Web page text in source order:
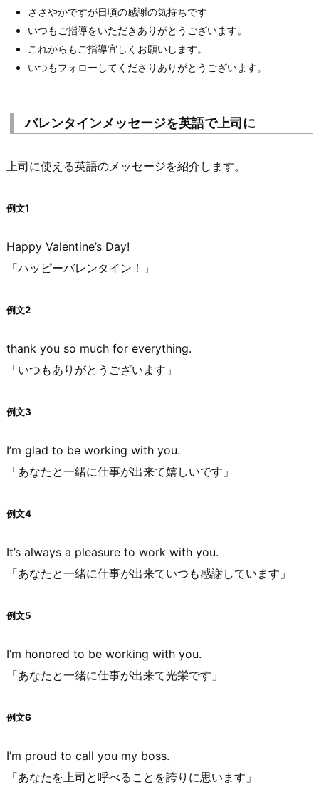
ささやかですが日頃の感謝の気持ちです
いつもご指導をいただきありがとうございます。
これからもご指導宜しくお願いします。
いつもフォローしてくださりありがとうございます。
バレンタインメッセージを英語で上司に
上司に使える英語のメッセージを紹介します。
例文1
Happy Valentine’s Day!
「ハッピーバレンタイン！」
例文2
thank you so much for everything.
「いつもありがとうございます」
例文3
I’m glad to be working with you.
「あなたと一緒に仕事が出来て嬉しいです」
例文4
It’s always a pleasure to work with you.
「あなたと一緒に仕事が出来ていつも感謝しています」
例文5
I’m honored to be working with you.
「あなたと一緒に仕事が出来て光栄です」
例文6
I’m proud to call you my boss.
「あなたを上司と呼べることを誇りに思います」